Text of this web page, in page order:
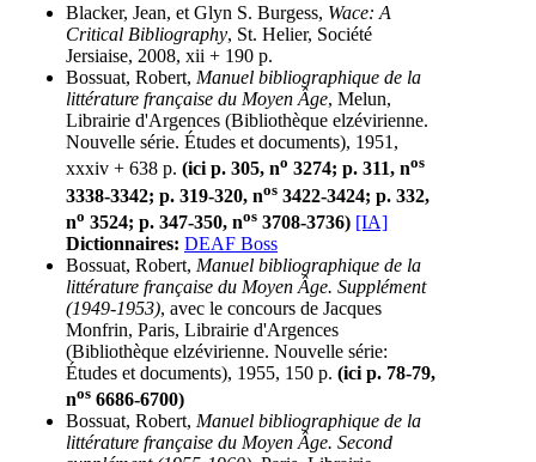
Blacker, Jean, et Glyn S. Burgess, Wace: A
Critical Bibliography, St. Helier, Société
Jersiaise, 2008, xii + 190 p.
Bossuat, Robert, Manuel bibliographique de la
littérature française du Moyen Âge, Melun,
Librairie d'Argences (Bibliothèque elzévirienne.
Nouvelle série. Études et documents), 1951,
xxxiv + 638 p. (ici p. 305, no 3274; p. 311, nos
3338-3342; p. 319-320, nos 3422-3424; p. 332,
no 3524; p. 347-350, nos 3708-3736) [IA]
Dictionnaires: DEAF Boss
Bossuat, Robert, Manuel bibliographique de la
littérature française du Moyen Âge. Supplément
(1949-1953), avec le concours de Jacques
Monfrin, Paris, Librairie d'Argences
(Bibliothèque elzévirienne. Nouvelle série:
Études et documents), 1955, 150 p. (ici p. 78-79,
nos 6686-6700)
Bossuat, Robert, Manuel bibliographique de la
littérature française du Moyen Âge. Second